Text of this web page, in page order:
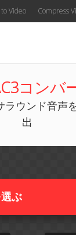
Video Compress
コンバ
ラウンド音声
出
ぶ